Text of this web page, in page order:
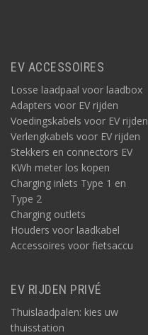
EV ACCESSOIRES
Losse laadpaal voor laadbox
Adapters voor EV rijden
Voedingskabels voor EV rijden
Verlengkabels voor EV rijden
Stekkers en connectors EV
KWh meter los kopen
Charging inlets Type 1 en
Type 2
Charging outlets
Houders voor laadkabel
Accessoires voor fietsaccu
EV RIJDEN PRIVÉ
Thuislaadpalen: kies uw
thuisstation